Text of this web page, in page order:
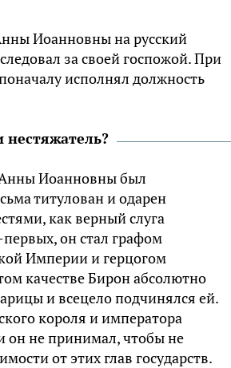
Иоанновны на русский
за своей госпожой. При
исполнял должность
нестяжатель?
Иоанновны был
титулован и одарен
как верный слуга
он стал графом
Империи и герцогом
качестве Бирон абсолютно
и всецело подчинялся ей.
короля и императора
не принимал, чтобы не
от этих глав государств.